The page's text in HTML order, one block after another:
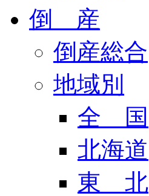
倒 産
倒産総合
地域別
全 国
北海道
東 北